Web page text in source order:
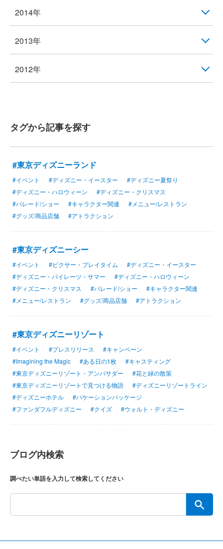
2014年
2013年
2012年
タグから記事を探す
#東京ディズニーランド
#イベント #ディズニー・イースター
#ディズニー夏祭り
#ディズニー・ハロウィーン
#ディズニー・クリスマス
#パレード/ショー
#キャラクター関連
#メニュー/レストラン
#グッズ/商品店舗
#アトラクション
#東京ディズニーシー
#イベント #ピクサー・プレイタイム
#ディズニー・イースター
#ディズニー・パイレーツ・サマー
#ディズニー・ハロウィーン
#ディズニー・クリスマス
#パレード/ショー
#キャラクター関連
#メニュー/レストラン
#グッズ/商品店舗 #アトラクション
#東京ディズニーリゾート
#イベント #プレスリリース
#キャンペーン
#Imagining the Magic
#ある日の1枚
#キャスティング
#東京ディズニーリゾート・アンバサダー
#花と緑の散策
#東京ディズニーリゾートで見つける物語
#ディズニーリゾートライン
#ディズニーホテル
#バケーションパッケージ
#ファンダフルディズニー
#クイズ #ウォルト・ディズニー
ブログ内検索
調べたい単語を入力して検索してください